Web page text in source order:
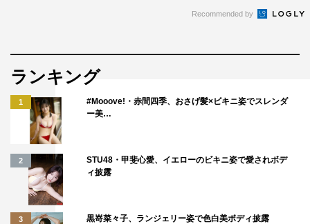
King ＆ Prince
信子 和田まんじゅう 大悟
太田博久
森田哲矢 永瀬廉
酒井貴士
Recommended by
ランキング
1
#Mooove!・赤間四季、おさげ髪×ビキニ姿でスレンダ
ー美…
2
STU48・甲斐心愛、イエローのビキニ姿で愛されボデ
ィ披露
3 黒嵜菜々子、ランジェリー姿で色白美ボディ披露